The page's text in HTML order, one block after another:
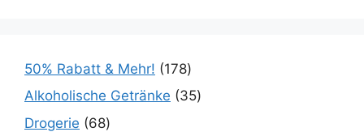
50% Rabatt & Mehr!
178
Alkoholische Getränke
35
Drogerie
68